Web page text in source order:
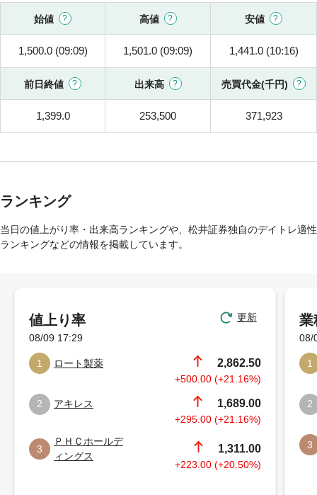
始値 高値 安値
1,500.0 (09:09) 1,501.0 (09:09) 1,441.0 (10:16)
前日終値 出来高 売買代金(千円)
1,399.0 253,500 371,923
ランキング
当日の値上がり率・出来高ランキングや、松井証券独自のデイトレ適性
ランキングなどの情報を掲載しています。